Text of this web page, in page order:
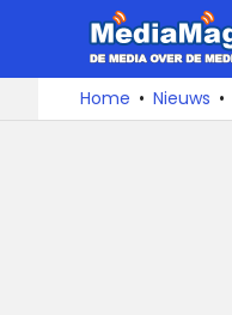
naar
De
media
over
Home Nieuws